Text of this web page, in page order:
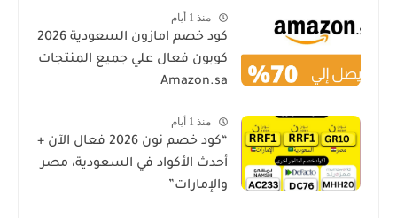
منذ 1 أيام
كود خصم امازون السعودية 2026
كوبون فعال علي جميع المنتجات
Amazon.sa
منذ 1 أيام
“كود خصم نون 2026 فعال الآن +
أحدث الأكواد في السعودية، مصر
والإمارات”